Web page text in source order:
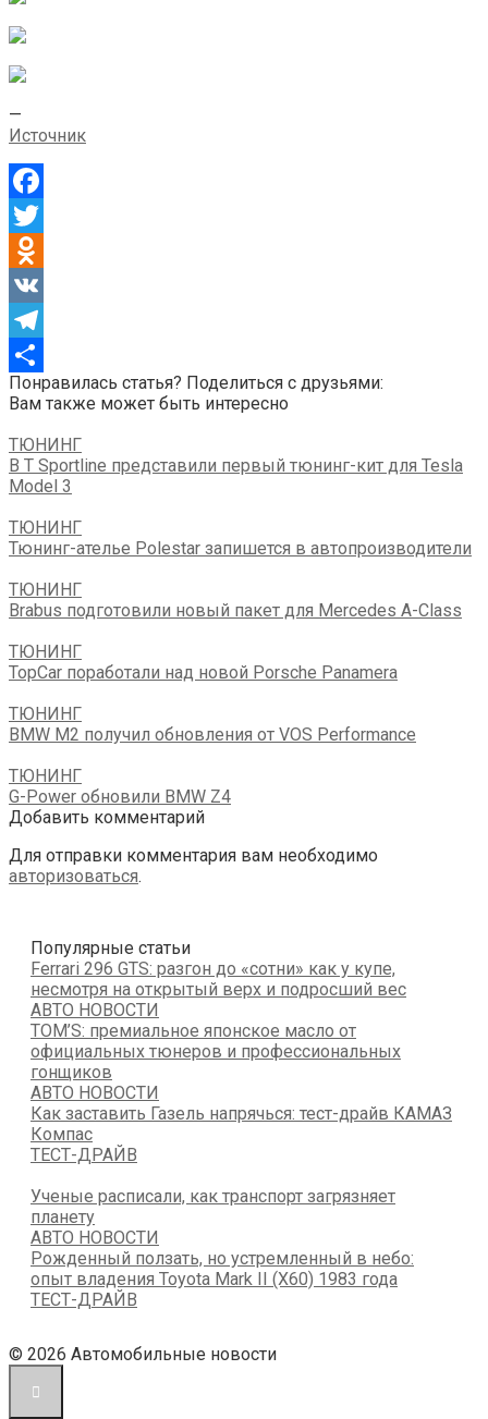
—
Источник
Facebook
Twitter
Odnoklassniki
VK
Telegram
Отправить
Понравилась статья? Поделиться с друзьями:
Вам также может быть интересно
ТЮНИНГ
В T Sportline представили первый тюнинг-кит для Tesla
Model 3
ТЮНИНГ
Тюнинг-ателье Polestar запишется в автопроизводители
ТЮНИНГ
Brabus подготовили новый пакет для Mercedes A-Class
ТЮНИНГ
TopCar поработали над новой Porsche Panamera
ТЮНИНГ
BMW M2 получил обновления от VOS Performance
ТЮНИНГ
G-Power обновили BMW Z4
Добавить комментарий
Для отправки комментария вам необходимо
авторизоваться.
Популярные статьи
Ferrari 296 GTS: разгон до «сотни» как у купе,
несмотря на открытый верх и подросший вес
АВТО НОВОСТИ
TOM’S: премиальное японское масло от
официальных тюнеров и профессиональных
гонщиков
АВТО НОВОСТИ
Как заставить Газель напрячься: тест-драйв КАМАЗ
Компас
ТЕСТ-ДРАЙВ
Ученые расписали, как транспорт загрязняет
планету
АВТО НОВОСТИ
Рожденный ползать, но устремленный в небо:
опыт владения Toyota Mark II (X60) 1983 года
ТЕСТ-ДРАЙВ
© 2026 Автомобильные новости